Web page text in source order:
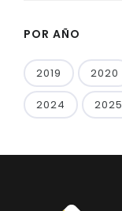
POR AÑO
2019 2020
2024 2025